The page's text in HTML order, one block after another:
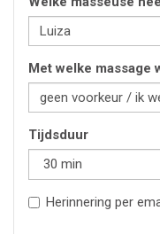
Luiza
Met welke massage
geen voorkeur / ik
Tijdsduur
Herinnering per